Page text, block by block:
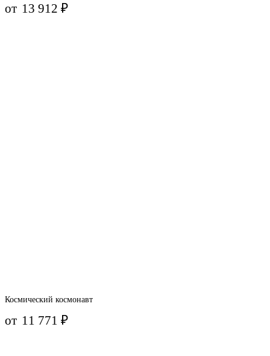
от 13 912₽
Космический космонавт
от 11 771₽